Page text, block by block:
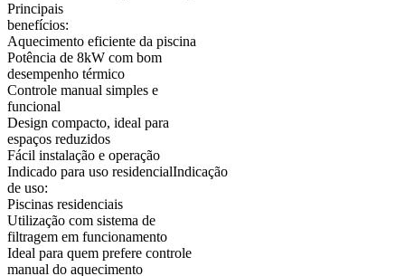
Principais
benefícios:
Aquecimento eficiente da piscina
Potência de 8kW com bom
desempenho térmico
Controle manual simples e
funcional
Design compacto, ideal para
espaços reduzidos
Fácil instalação e operação
Indicado para uso residencialIndicação
de uso:
Piscinas residenciais
Utilização com sistema de
filtragem em funcionamento
Ideal para quem prefere controle
manual do aquecimento